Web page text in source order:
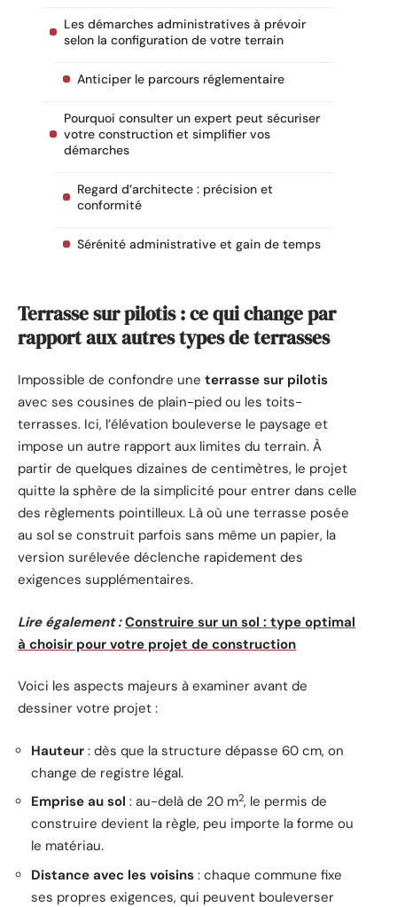
Les démarches administratives à prévoir
selon la configuration de votre terrain
Anticiper le parcours réglementaire
Pourquoi consulter un expert peut sécuriser
votre construction et simplifier vos
démarches
Regard d’architecte : précision et
conformité
Sérénité administrative et gain de temps
Terrasse sur pilotis : ce qui change par
rapport aux autres types de terrasses
Impossible de confondre une terrasse sur pilotis
avec ses cousines de plain-pied ou les toits-
terrasses. Ici, l’élévation bouleverse le paysage et
impose un autre rapport aux limites du terrain. À
partir de quelques dizaines de centimètres, le projet
quitte la sphère de la simplicité pour entrer dans celle
des règlements pointilleux. Là où une terrasse posée
au sol se construit parfois sans même un papier, la
version surélevée déclenche rapidement des
exigences supplémentaires.
Lire également : Construire sur un sol : type optimal
à choisir pour votre projet de construction
Voici les aspects majeurs à examiner avant de
dessiner votre projet :
Hauteur : dès que la structure dépasse 60 cm, on
change de registre légal.
Emprise au sol : au-delà de 20 m2, le permis de
construire devient la règle, peu importe la forme ou
le matériau.
Distance avec les voisins : chaque commune fixe
ses propres exigences, qui peuvent bouleverser